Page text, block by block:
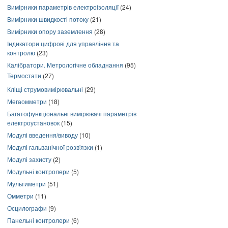
Вимірники параметрів електроізоляції(24)
Вимірники швидкості потоку (21)
Вимірники опору заземлення (28)
Індикатори цифрові для управління та
контролю (23)
Калібратори. Метрологічне обладнання (95)
Термостати (27)
Кліщі струмовимірювальні (29)
Мегаомметри (18)
Багатофункціональні вимірювачі параметрів
електроустановок (15)
Модулі введення/виводу (10)
Модулі гальванічної розв'язки (1)
Модулі захисту (2)
Модульні контролери (5)
Мультиметри (51)
Омметри (11)
Осцилографи (9)
Панельні контролери (6)